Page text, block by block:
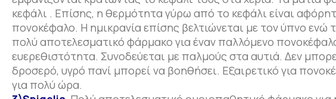
κεφάλι . Επίσης, η θερμότητα γύρω από το κεφάλι είναι
πονοκέφαλο. Η ημικρανία επίσης βελτιώνεται με τον ύπνο
πολύ αποτελεσματικό φάρμακο για έναν παλλόμενο
ευερεθιστότητα. Συνοδεύεται με παλμούς στα αυτιά. Δεν
δροσερό, υγρό πανί μπορεί να βοηθήσει. Εξαιρετικό για
για πολύ ώρα.